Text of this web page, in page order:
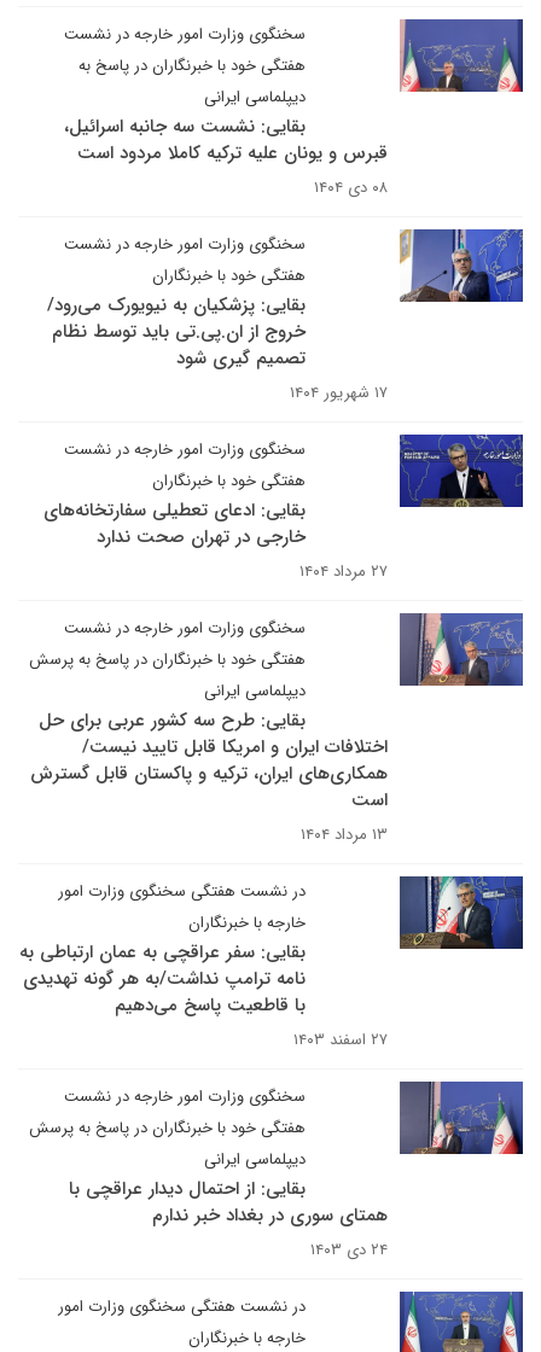
سخنگوی وزارت امور خارجه در نشست
هفتگی خود با خبرنگاران در پاسخ به
دیپلماسی ایرانی
بقایی: نشست سه جانبه اسرائیل،
قبرس و یونان علیه ترکیه کاملا مردود است
۰۸ دی ۱۴۰۴
سخنگوی وزارت امور خارجه در نشست
هفتگی خود با خبرنگاران
بقایی: پزشکیان به نیویورک می‌رود/
خروج از ان.پی‌.تی باید توسط نظام
تصمیم گیری شود
۱۷ شهریور ۱۴۰۴
سخنگوی وزارت امور خارجه در نشست
هفتگی خود با خبرنگاران
بقایی: ادعای تعطیلی سفارتخانه‌های
خارجی در تهران صحت ندارد
۲۷ مرداد ۱۴۰۴
سخنگوی وزارت امور خارجه در نشست
هفتگی خود با خبرنگاران در پاسخ به پرسش
دیپلماسی ایرانی
بقایی: طرح سه کشور عربی برای حل
اختلافات ایران و امریکا قابل تایید نیست/
همکاری‌های ایران، ترکیه و پاکستان قابل گسترش
است
۱۳ مرداد ۱۴۰۴
در نشست هفتگی سخنگوی وزارت امور
خارجه با خبرنگاران
بقایی: سفر عراقچی به عمان ارتباطی به
نامه ترامپ نداشت/به هر گونه تهدیدی
با قاطعیت پاسخ می‌دهیم
۲۷ اسفند ۱۴۰۳
سخنگوی وزارت امور خارجه در نشست
هفتگی خود با خبرنگاران در پاسخ به پرسش
دیپلماسی ایرانی
بقایی: از احتمال دیدار عراقچی با
همتای سوری در بغداد خبر ندارم
۲۴ دی ۱۴۰۳
در نشست هفتگی سخنگوی وزارت امور
خارجه با خبرنگاران